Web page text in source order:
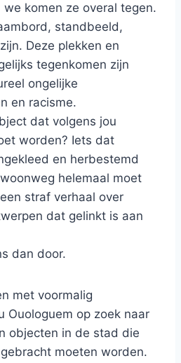
komen ze overal tegen.
standbeeld,
Deze plekken en
tegenkomen zijn
ongelijke
en racisme.
dat volgens jou
worden? Iets dat
en herbestemd
helemaal moet
straf verhaal over
dat gelinkt is aan
dan door.
met voormalig
Ouologuem op zoek naar
objecten in de stad die
moeten worden.